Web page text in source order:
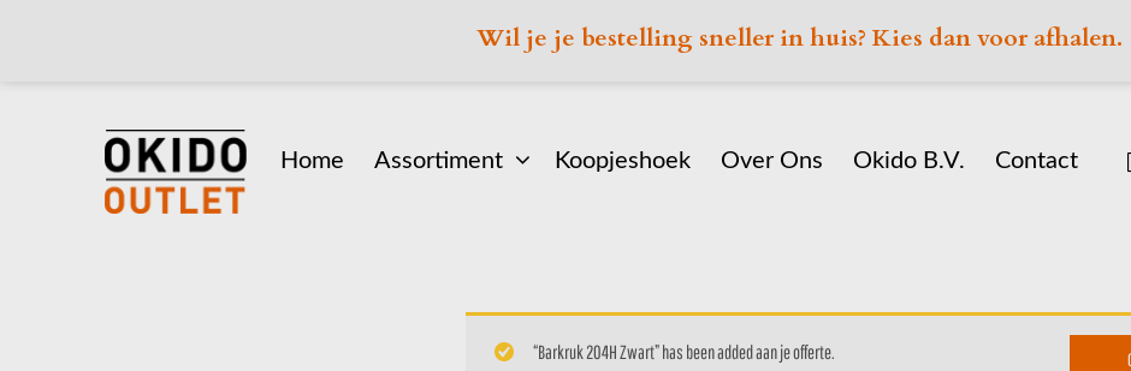
Wil je je bestelling sneller in huis? Kies dan voor afhalen.
Home Assortiment Koopjeshoek Over Ons Okido B.V. Contact
“Barkruk 204H Zwart” has been added aan je offerte.